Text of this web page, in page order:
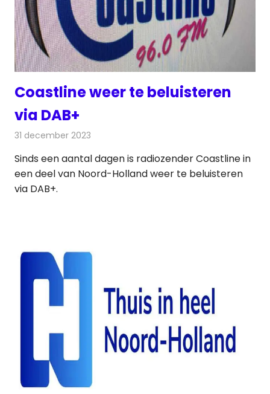
Coastline weer te beluisteren
via DAB+
31 december 2023
Sinds een aantal dagen is radiozender Coastline in
een deel van Noord-Holland weer te beluisteren
via DAB+.